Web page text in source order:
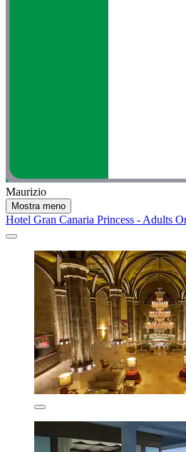
Maurizio
Mostra meno
Hotel Gran Canaria Princess - Adults